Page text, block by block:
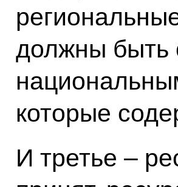
должны быть
которые
И третье –